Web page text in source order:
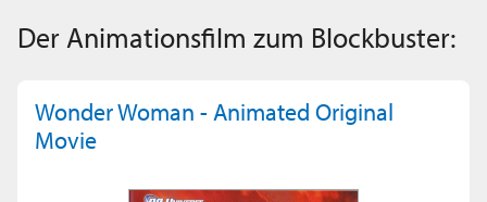
Der Animationsfilm zum Blockbuster:
Wonder Woman - Animated Original
Movie